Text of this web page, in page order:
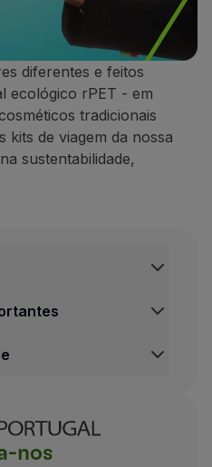
diferentes e feitos
ecológico rPET - em
tradicionais
kits de viagem da nossa
sustentabilidade,
nos